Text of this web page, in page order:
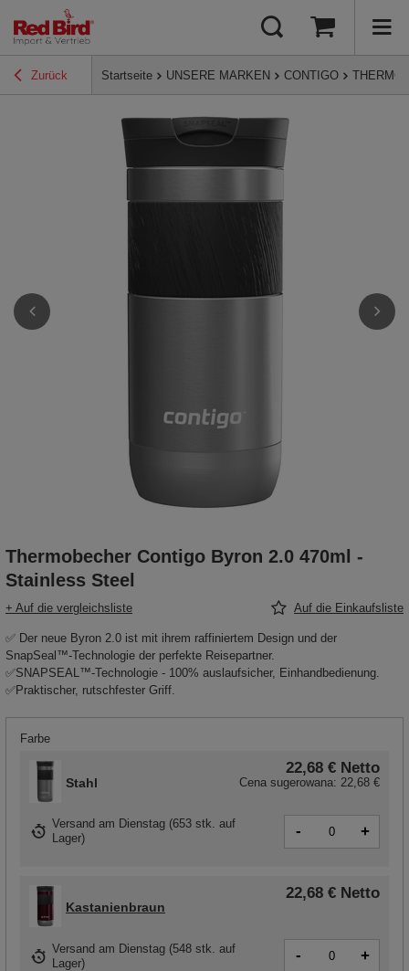
Zurück Startseite UNSERE MARKEN CONTIGO
Thermobecher Contigo Byron 2.0 470ml -
Stainless Steel
+ Auf die vergleichsliste Auf die Einkaufsliste
✅ Der neue Byron 2.0 ist mit ihrem raffiniertem Design und der
SnapSeal™-Technologie der perfekte Reisepartner.
✅SNAPSEAL™-Technologie - 100% auslaufsicher, Einhandbedienung.
✅Praktischer, rutschfester Griff.
Farbe
Stahl
22,68 € Netto
Cena sugerowana: 22,68 €
Versand am Dienstag (653 stk. auf
Lager) - +
Kastanienbraun
22,68 € Netto
Versand am Dienstag (548 stk. auf
Lager)
- +